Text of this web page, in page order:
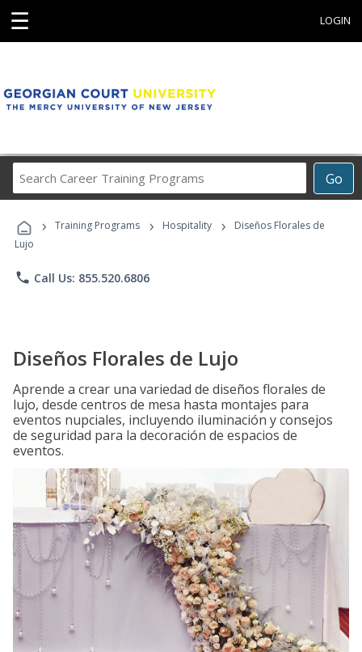
☰ LOGIN
Go
Career
Programs
› Training Programs › Hospitality ›
Diseños Florales de
Lujo
phone Call Us: 855.520.6806
Diseños Florales de Lujo
Aprende a crear una variedad de diseños florales de
lujo, desde centros de mesa hasta montajes para
eventos nupciales, incluyendo iluminación y consejos
de seguridad para la decoración de espacios de
eventos.